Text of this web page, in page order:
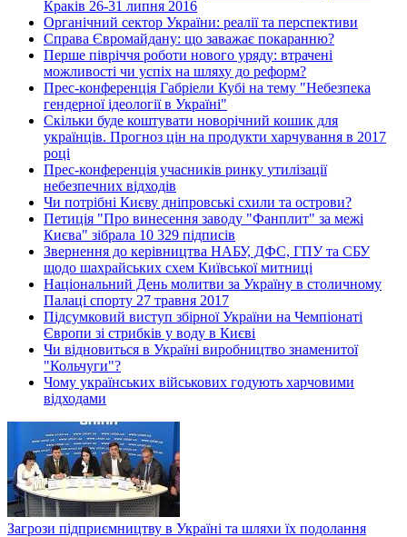
Краків 26-31 липня 2016
Органічний сектор України: реалії та перспективи
Справа Євромайдану: що заважає покаранню?
Перше півріччя роботи нового уряду: втрачені
можливості чи успіх на шляху до реформ?
Прес-конференція Габріели Кубі на тему "Небезпека
гендерної ідеології в Україні"
Скільки буде коштувати новорічний кошик для
українців. Прогноз цін на продукти харчування в 2017
році
Прес-конференція учасників ринку утилізації
небезпечних відходів
Чи потрібні Києву дніпровські схили та острови?
Петиція "Про винесення заводу "Фанплит" за межі
Києва" зібрала 10 329 підписів
Звернення до керівництва НАБУ, ДФС, ГПУ та СБУ
щодо шахрайських схем Київської митниці
Національний День молитви за Україну в столичному
Палаці спорту 27 травня 2017
Підсумковий виступ збірної України на Чемпіонаті
Європи зі стрибків у воду в Києві
Чи відновиться в Україні виробництво знаменитої
"Кольчуги"?
Чому українських військових годують харчовими
відходами
Загрози підприємництву в Україні та шляхи їх подолання